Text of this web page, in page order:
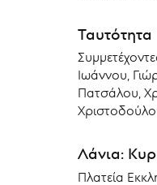
Ιωάννου,
Πατσάλου,
Λάνια:
Πλατεία